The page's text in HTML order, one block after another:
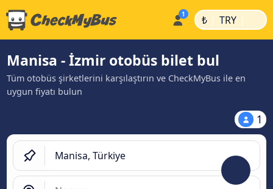
₺ | TRY |
Manisa - İzmir otobüs bilet bul
Tüm otobüs şirketlerini karşılaştırın ve CheckMyBus ile en
uygun fiyatı bulun
1